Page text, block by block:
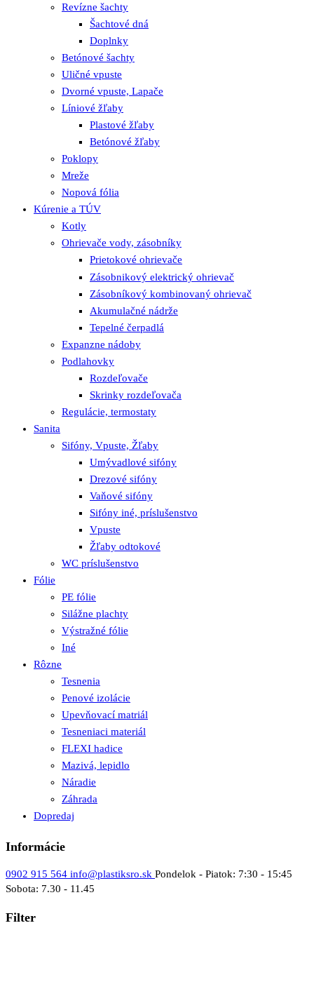
Revízne šachty
Šachtové dná
Doplnky
Betónové šachty
Uličné vpuste
Dvorné vpuste, Lapače
Líniové žľaby
Plastové žľaby
Betónové žľaby
Poklopy
Mreže
Nopová fólia
Kúrenie a TÚV
Kotly
Ohrievače vody, zásobníky
Prietokové ohrievače
Zásobnikový elektrický ohrievač
Zásobníkový kombinovaný ohrievač
Akumulačné nádrže
Tepelné čerpadlá
Expanzne nádoby
Podlahovky
Rozdeľovače
Skrinky rozdeľovača
Regulácie, termostaty
Sanita
Sifóny, Vpuste, Žľaby
Umývadlové sifóny
Drezové sifóny
Vaňové sifóny
Sifóny iné, príslušenstvo
Vpuste
Žľaby odtokové
WC príslušenstvo
Fólie
PE fólie
Silážne plachty
Výstražné fólie
Iné
Rôzne
Tesnenia
Penové izolácie
Upevňovací matriál
Tesneniaci materiál
FLEXI hadice
Mazivá, lepidlo
Náradie
Záhrada
Dopredaj
Informácie
0902 915 564 info@plastiksro.sk Pondelok - Piatok: 7:30 - 15:45
Sobota: 7.30 - 11.45
Filter